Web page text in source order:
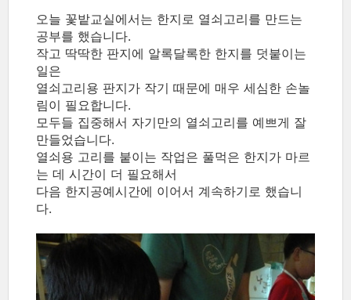
오늘 꽃밭교실에서는 한지로 열쇠고리를 만드는
공부를 했습니다.
작고 딱딱한 판지에 알록달록한 한지를 덧붙이는
일은
열쇠고리용 판지가 작기 때문에 매우 세심한 손놀
림이 필요합니다.
모두들 집중해서 자기만의 열쇠고리를 예쁘게 잘
만들었습니다.
열쇠용 고리를 붙이는 작업은 풀먹은 한지가 마르
는 데 시간이 더 필요해서
다음 한지공예시간에 이어서 계속하기로 했습니
다.